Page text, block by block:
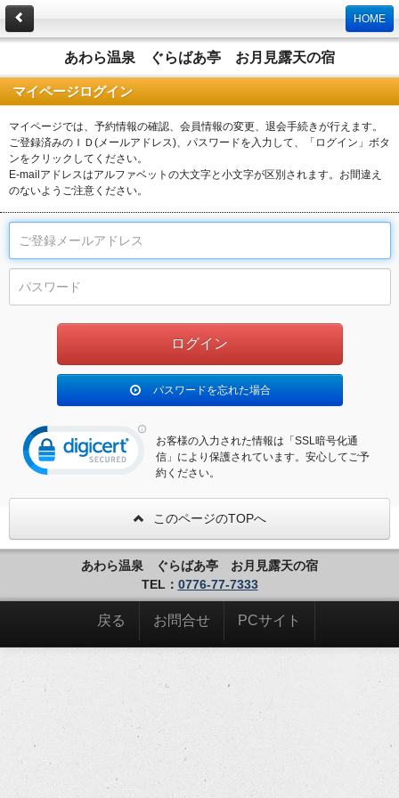
HOME
あわら温泉 ぐらばあ亭 お月見露天の宿
マイページログイン
マイページでは、予約情報の確認、会員情報の変更、退会手続きが行えます。
ご登録済みのＩＤ(メールアドレス)、パスワードを入力して、「ログイン」ボタ
ンをクリックしてください。
E-mailアドレスはアルファベットの大文字と小文字が区別されます。お間違え
のないようご注意ください。
パスワードを忘れた場合
お客様の入力された情報は「SSL暗号化通
信」により保護されています。安心してご予
約ください。
このページのTOPへ
あわら温泉 ぐらばあ亭 お月見露天の宿
TEL： 0776-77-7333
戻る お問合せ PCサイト